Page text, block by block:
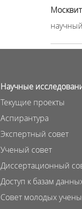
Научные
Текущие проекты
Аспирантура
Экспертный совет
Ученый совет
Диссертационный
Доступ к базам
Совет молодых